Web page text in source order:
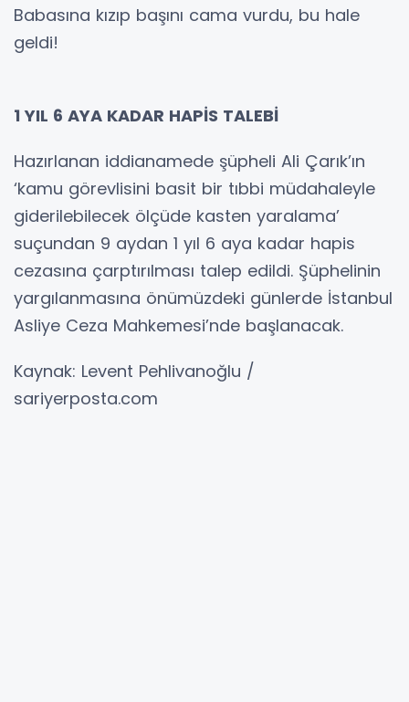
Babasına kızıp başını cama vurdu, bu hale
geldi!
1 YIL 6 AYA KADAR HAPİS TALEBİ
Hazırlanan iddianamede şüpheli Ali Çarık’ın
‘kamu görevlisini basit bir tıbbi müdahaleyle
giderilebilecek ölçüde kasten yaralama’
suçundan 9 aydan 1 yıl 6 aya kadar hapis
cezasına çarptırılması talep edildi. Şüphelinin
yargılanmasına önümüzdeki günlerde İstanbul
Asliye Ceza Mahkemesi’nde başlanacak.
Kaynak: Levent Pehlivanoğlu /
sariyerposta.com